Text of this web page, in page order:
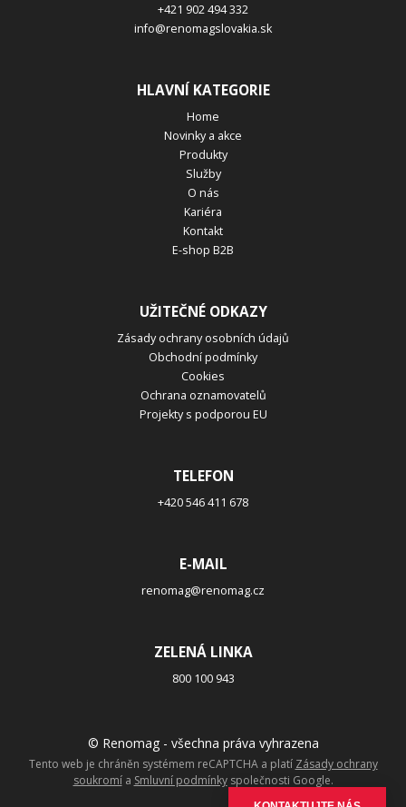
+421 902 494 332
info@renomagslovakia.sk
HLAVNÍ KATEGORIE
Home
Novinky a akce
Produkty
Služby
O nás
Kariéra
Kontakt
E-shop B2B
UŽITEČNÉ ODKAZY
Zásady ochrany osobních údajů
Obchodní podmínky
Cookies
Ochrana oznamovatelů
Projekty s podporou EU
TELEFON
+420 546 411 678
E-MAIL
renomag@renomag.cz
ZELENÁ LINKA
800 100 943
© Renomag - všechna práva vyhrazena
Tento web je chráněn systémem reCAPTCHA a platí Zásady ochrany
soukromía Smluvní podmínkyspolečnosti Google.